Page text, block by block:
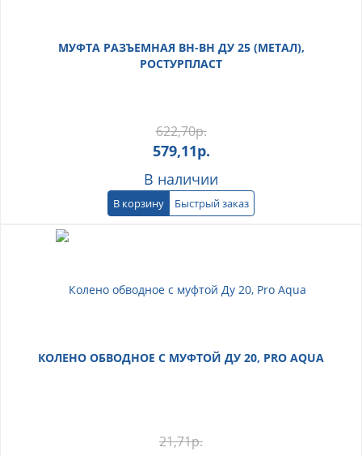
МУФТА РАЗЪЕМНАЯ ВН-ВН ДУ 25 (МЕТАЛ),
РОСТУРПЛАСТ
622,70р.
579,11р.
В наличии
В корзину Быстрый заказ
КОЛЕНО ОБВОДНОЕ С МУФТОЙ ДУ 20, PRO AQUA
21,71р.